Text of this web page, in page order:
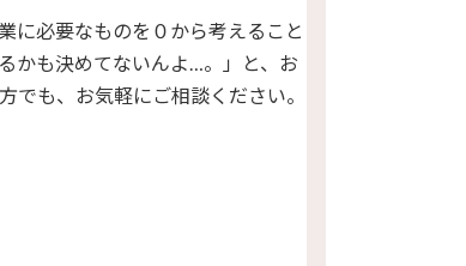
に必要なものを０から考えること
かも決めてないんよ…。」と、お
でも、お気軽にご相談ください。